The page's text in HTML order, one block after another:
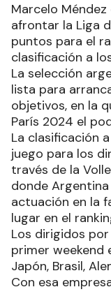
Marcelo
afrontar la Liga
puntos para el
clasificación a
La selección
lista para
objetivos, en la
París 2024 el
La clasificación
juego para los
través de la
donde
actuación en la
lugar en el
Los dirigidos
primer weekend
Japón, Brasil,
Con esa